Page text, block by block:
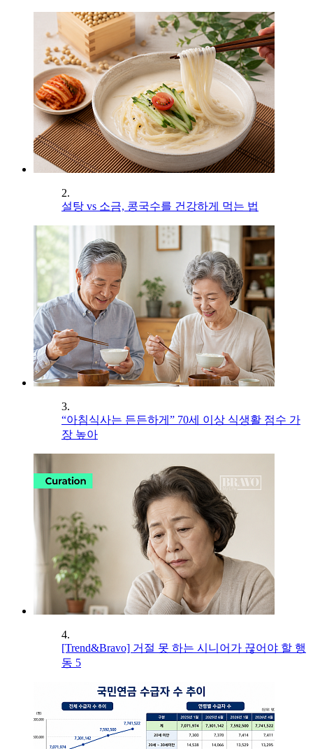
2.
설탕 vs 소금, 콩국수를 건강하게 먹는 법
3.
“아침식사는 든든하게” 70세 이상 식생활 점수 가
장 높아
4.
[Trend&Bravo] 거절 못 하는 시니어가 끊어야 할 행
동 5